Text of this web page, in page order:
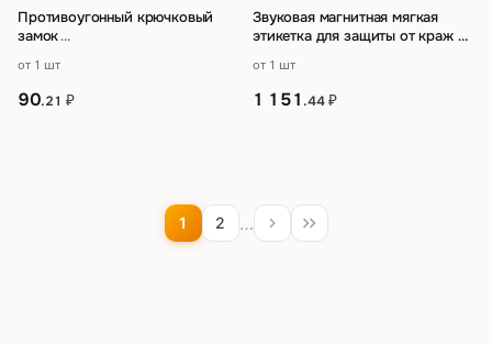
Противоугонный крючковый
замок…
от 1 шт
90.21 ₽
Звуковая магнитная мягкая
этикетка для защиты от краж в
от 1 шт
1 151 .44₽
1 2 …